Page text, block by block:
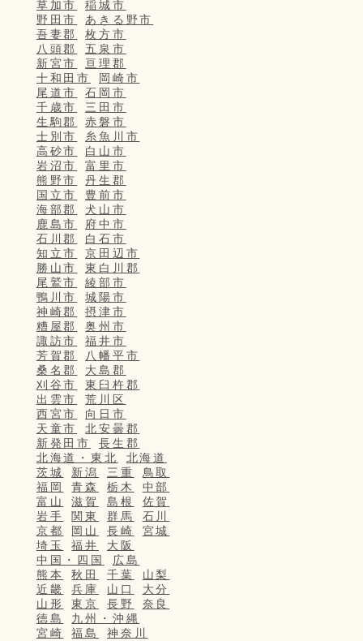
草加市
稲城市
野田市
あきる野市
吾妻郡
枚方市
八頭郡
五泉市
新宮市
亘理郡
十和田市
岡崎市
尾道市
石岡市
千歳市
三田市
生駒郡
赤磐市
士別市
糸魚川市
高砂市
白山市
岩沼市
富里市
熊野市
丹生郡
国立市
豊前市
海部郡
犬山市
鹿島市
府中市
石川郡
白石市
知立市
京田辺市
勝山市
東白川郡
尾鷲市
綾部市
鴨川市
城陽市
神崎郡
摂津市
糟屋郡
奥州市
諏訪市
福井市
芳賀郡
八幡平市
桑名郡
大島郡
刈谷市
東臼杵郡
出雲市
荒川区
西宮市
向日市
天童市
北安曇郡
新発田市
長生郡
北海道・東北
北海道
茨城
新潟 三重
鳥取
福岡
青森 栃木
中部
富山
滋賀 島根
佐賀
岩手
関東 群馬
石川
京都
岡山 長崎
宮城
埼玉
福井
大阪
中国・四国
広島
熊本
秋田 千葉
山梨
近畿
兵庫 山口
大分
山形
東京 長野
奈良
徳島
九州・沖縄
宮崎
福島
神奈川